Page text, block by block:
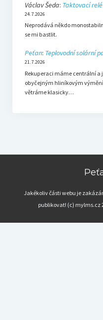
Václav Šeda: Taktovací relé
24.7.2026
Neprodává někdo
se mi bastlit.
Peťan: Teplovodní solární
21.7.2026
Rekuperaci máme centrální a
obyčejným hliníkovým
větráme klasicky…
Jakékoliv části webu je
publikovat! (c) mylms.cz